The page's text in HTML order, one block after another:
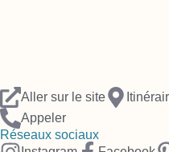
Aller sur le site
Appeler
Réseaux sociaux